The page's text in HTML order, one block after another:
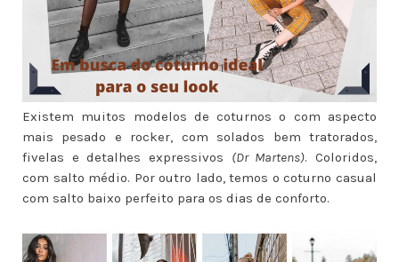
Existem muitos modelos de coturnos o com aspecto
mais pesado e rocker, com solados bem tratorados,
fivelas e detalhes expressivos (Dr Martens). Coloridos,
com salto médio. Por outro lado, temos o coturno casual
com salto baixo perfeito para os dias de conforto.